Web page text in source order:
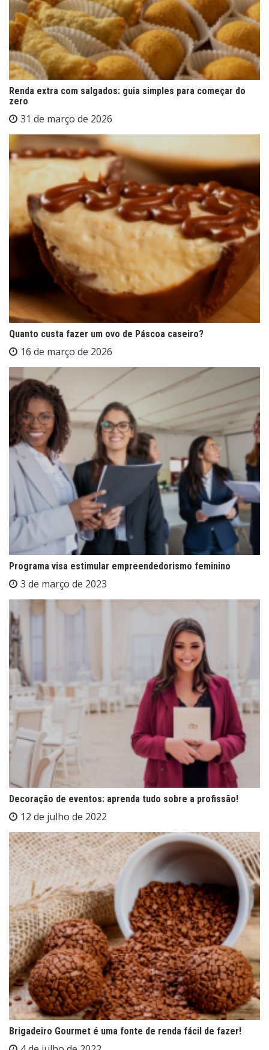
Renda extra com salgados: guia simples para começar do
zero
31 de março de 2026
Quanto custa fazer um ovo de Páscoa caseiro?
16 de março de 2026
Programa visa estimular empreendedorismo feminino
3 de março de 2023
Decoração de eventos: aprenda tudo sobre a profissão!
12 de julho de 2022
Brigadeiro Gourmet é uma fonte de renda fácil de fazer!